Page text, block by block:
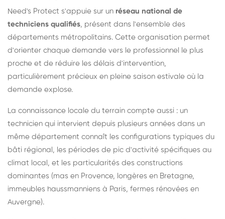
Need's Protect s'appuie sur un réseau national de
techniciens qualifiés, présent dans l'ensemble des
départements métropolitains. Cette organisation permet
d'orienter chaque demande vers le professionnel le plus
proche et de réduire les délais d'intervention,
particulièrement précieux en pleine saison estivale où la
demande explose.
La connaissance locale du terrain compte aussi : un
technicien qui intervient depuis plusieurs années dans un
même département connaît les configurations typiques du
bâti régional, les périodes de pic d'activité spécifiques au
climat local, et les particularités des constructions
dominantes (mas en Provence, longères en Bretagne,
immeubles haussmanniens à Paris, fermes rénovées en
Auvergne).